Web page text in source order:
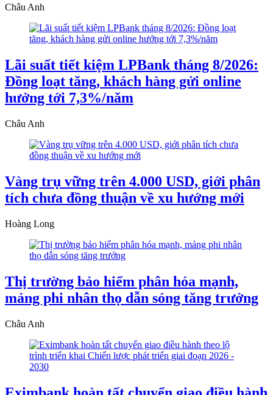
Châu Anh
Lãi suất tiết kiệm LPBank tháng 8/2026:
Đồng loạt tăng, khách hàng gửi online
hưởng tới 7,3%/năm
Châu Anh
Vàng trụ vững trên 4.000 USD, giới phân
tích chưa đồng thuận về xu hướng mới
Hoàng Long
Thị trường bảo hiểm phân hóa mạnh,
mảng phi nhân thọ dẫn sóng tăng trưởng
Châu Anh